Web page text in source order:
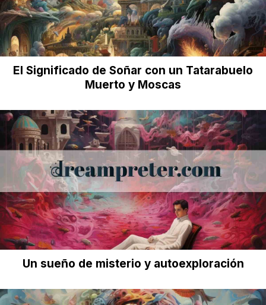
El Significado de Soñar con un Tatarabuelo
Muerto y Moscas
Un sueño de misterio y autoexploración